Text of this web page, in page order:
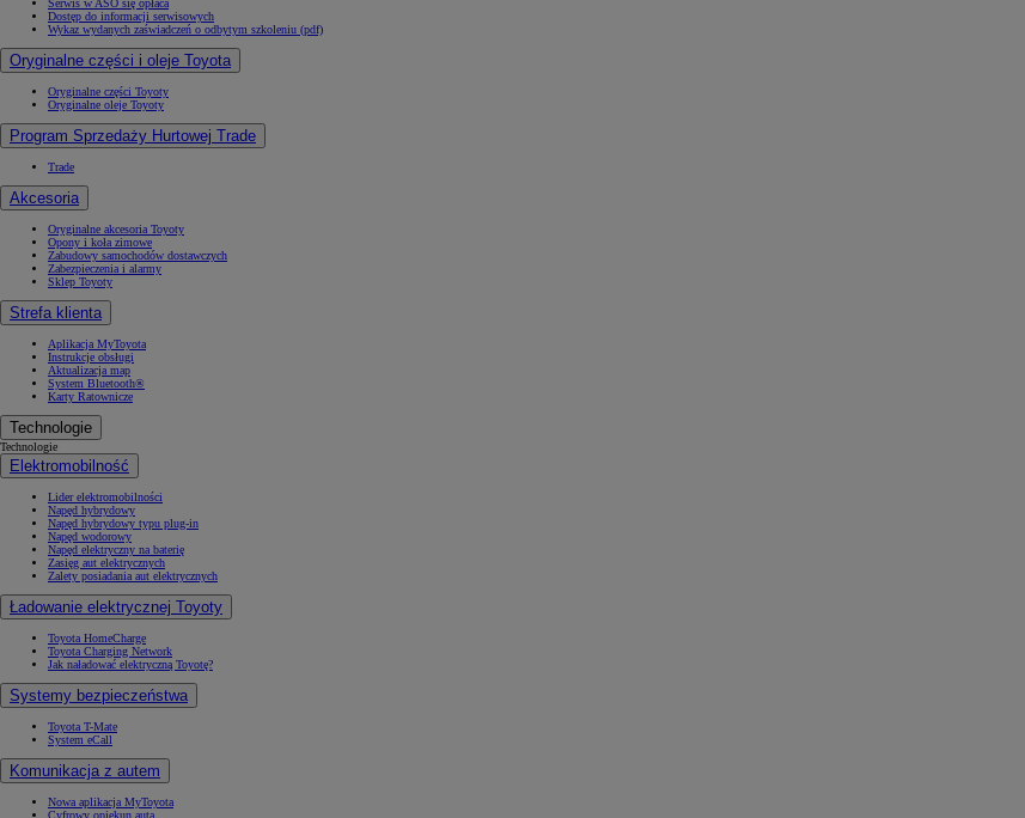
Dostęp do informacji serwisowych
Wykaz wydanych zaświadczeń o odbytym szkoleniu (pdf)
Oryginalne części i oleje Toyota
Oryginalne części Toyoty
Oryginalne oleje Toyoty
Program Sprzedaży Hurtowej Trade
Trade
Akcesoria
Oryginalne akcesoria Toyoty
Opony i koła zimowe
Zabudowy samochodów dostawczych
Zabezpieczenia i alarmy
Sklep Toyoty
Strefa klienta
Aplikacja MyToyota
Instrukcje obsługi
Aktualizacja map
System Bluetooth®
Karty Ratownicze
Technologie
Technologie
Elektromobilność
Lider elektromobilności
Napęd hybrydowy
Napęd hybrydowy typu plug-in
Napęd wodorowy
Napęd elektryczny na baterię
Zasięg aut elektrycznych
Zalety posiadania aut elektrycznych
Ładowanie elektrycznej Toyoty
Toyota HomeCharge
Toyota Charging Network
Jak naładować elektryczną Toyotę?
Systemy bezpieczeństwa
Toyota T-Mate
System eCall
Komunikacja z autem
Nowa aplikacja MyToyota
Cyfrowy opiekun auta